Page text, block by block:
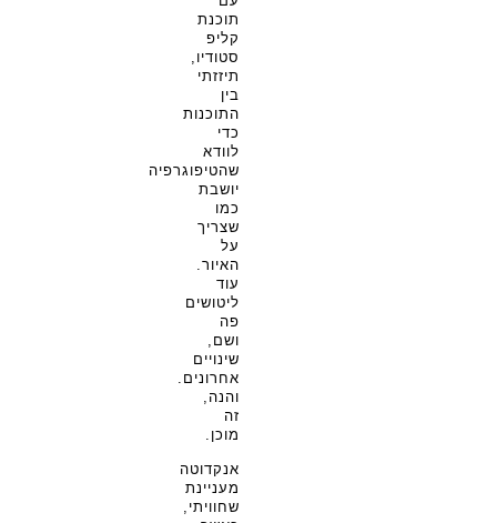
תוכנת
קליפ
סטודיו,
תיזזתי
בין
התוכנות
כדי
לוודא
שהטיפוגרפיה
יושבת
כמו
שצריך
על
האיור.
עוד
ליטושים
פה
ושם,
שינויים
אחרונים.
והנה,
זה
מוכן.
אנקדוטה
מעניינת
שחוויתי,